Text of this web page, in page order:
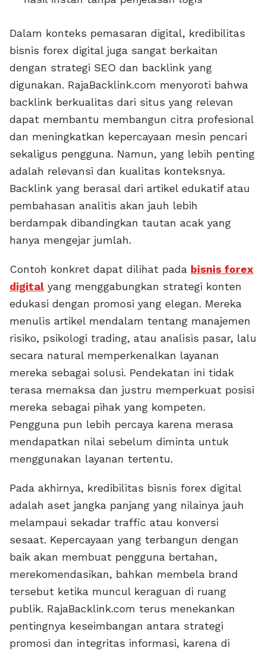
Dalam konteks pemasaran digital, kredibilitas
bisnis forex digital juga sangat berkaitan
dengan strategi SEO dan backlink yang
digunakan. RajaBacklink.com menyoroti bahwa
backlink berkualitas dari situs yang relevan
dapat membantu membangun citra profesional
dan meningkatkan kepercayaan mesin pencari
sekaligus pengguna. Namun, yang lebih penting
adalah relevansi dan kualitas konteksnya.
Backlink yang berasal dari artikel edukatif atau
pembahasan analitis akan jauh lebih
berdampak dibandingkan tautan acak yang
hanya mengejar jumlah.
Contoh konkret dapat dilihat pada bisnis forex
digital yang menggabungkan strategi konten
edukasi dengan promosi yang elegan. Mereka
menulis artikel mendalam tentang manajemen
risiko, psikologi trading, atau analisis pasar, lalu
secara natural memperkenalkan layanan
mereka sebagai solusi. Pendekatan ini tidak
terasa memaksa dan justru memperkuat posisi
mereka sebagai pihak yang kompeten.
Pengguna pun lebih percaya karena merasa
mendapatkan nilai sebelum diminta untuk
menggunakan layanan tertentu.
Pada akhirnya, kredibilitas bisnis forex digital
adalah aset jangka panjang yang nilainya jauh
melampaui sekadar traffic atau konversi
sesaat. Kepercayaan yang terbangun dengan
baik akan membuat pengguna bertahan,
merekomendasikan, bahkan membela brand
tersebut ketika muncul keraguan di ruang
publik. RajaBacklink.com terus menekankan
pentingnya keseimbangan antara strategi
promosi dan integritas informasi, karena di